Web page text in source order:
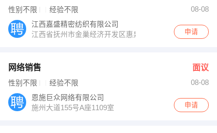
性别不限 经验不限
08-08
江西嘉盛精密纺织有限公司
江西省抚州市金巢经济开发区惠泉路208号
申请
网络销售 面议
性别不限 经验不限
08-08
恩施巨众网络有限公司
施州大道155号A座1109室
申请